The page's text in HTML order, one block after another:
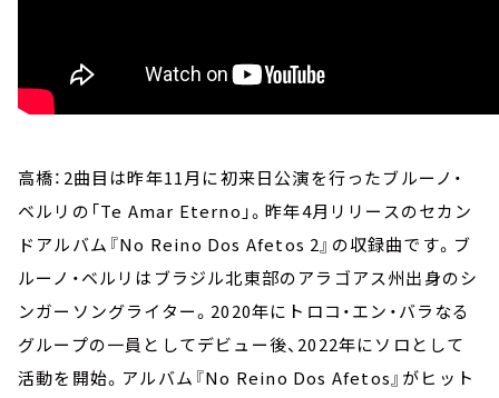
高橋：2曲目は昨年11月に初来日公演を行ったブルーノ・
ベルリの「Te Amar Eterno」。昨年4月リリースのセカン
ドアルバム『No Reino Dos Afetos 2』の収録曲です。ブ
ルーノ・ベルリはブラジル北東部のアラゴアス州出身のシ
ンガーソングライター。2020年にトロコ・エン・バラなる
グループの一員としてデビュー後、2022年にソロとして
活動を開始。アルバム『No Reino Dos Afetos』がヒット